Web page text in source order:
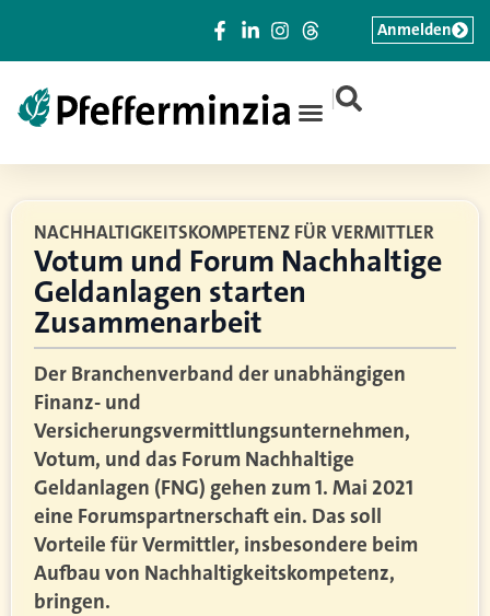
|
Anmelden
NACHHALTIGKEITSKOMPETENZ FÜR VERMITTLER
Votum und Forum Nachhaltige
Geldanlagen starten
Zusammenarbeit
Der Branchenverband der unabhängigen
Finanz- und
Versicherungsvermittlungsunternehmen,
Votum, und das Forum Nachhaltige
Geldanlagen (FNG) gehen zum 1. Mai 2021
eine Forumspartnerschaft ein. Das soll
Vorteile für Vermittler, insbesondere beim
Aufbau von Nachhaltigkeitskompetenz,
bringen.